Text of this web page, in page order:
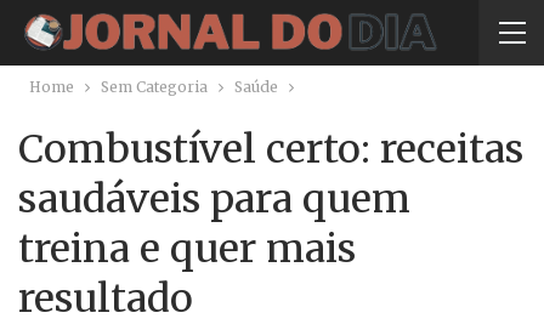
Home Sem Categoria Saúde
Combustível certo: receitas
saudáveis para quem
treina e quer mais
resultado